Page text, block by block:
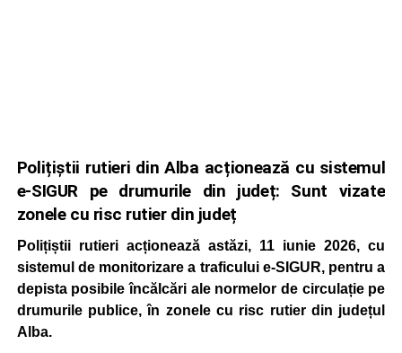
Polițiștii rutieri din Alba acționează cu sistemul
e-SIGUR pe drumurile din județ: Sunt vizate
zonele cu risc rutier din județ
Polițiștii rutieri acționează astăzi, 11 iunie 2026, cu
sistemul de monitorizare a traficului e-SIGUR, pentru a
depista posibile încălcări ale normelor de circulație pe
drumurile publice, în zonele cu risc rutier din județul
Alba.